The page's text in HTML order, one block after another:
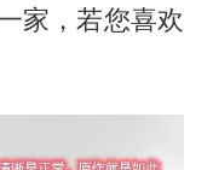
家，若您喜欢